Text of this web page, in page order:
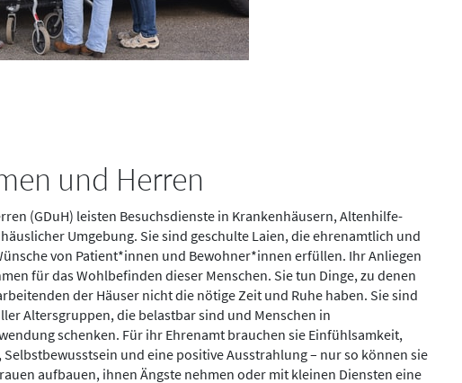
und Herren
(GDuH) leisten Besuchsdienste in Krankenhäusern, Altenhilfe-
Umgebung. Sie sind geschulte Laien, die ehrenamtlich und
von Patient*innen und Bewohner*innen erfüllen. Ihr Anliegen
für das Wohlbefinden dieser Menschen. Sie tun Dinge, zu denen
der Häuser nicht die nötige Zeit und Ruhe haben. Sie sind
Altersgruppen, die belastbar sind und Menschen in
schenken. Für ihr Ehrenamt brauchen sie Einfühlsamkeit,
und eine positive Ausstrahlung – nur so können sie
aufbauen, ihnen Ängste nehmen oder mit kleinen Diensten eine